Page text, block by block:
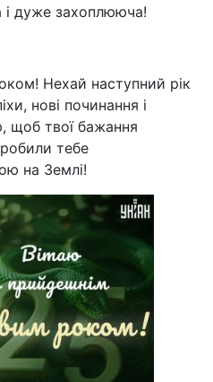
і дуже захоплююча!
Нехай наступний рік
нові починання і
щоб твої бажання
тебе
на Землі!